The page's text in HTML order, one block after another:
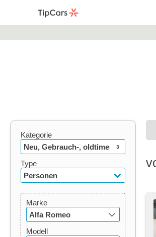
Kategorie
Neu, Gebrauch-, oldtimer
3
Type
Personen
Marke
Alfa Romeo
Modell